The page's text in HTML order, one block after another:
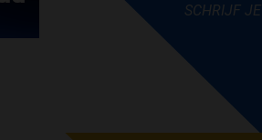
SCHRIJF